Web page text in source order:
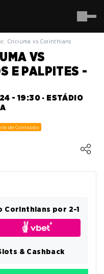
Criciuma vs Corinthians
VS
E PALPITES -
- 19:30 · ESTÁDIO
de Conteúdo
Corinthians por 2-1
& Cashback